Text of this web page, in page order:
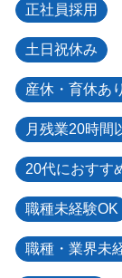
正社員採用
土日祝休み
産休・育休あり
月残業20時間
20代におすす
職種未経験OK
職種・業界未